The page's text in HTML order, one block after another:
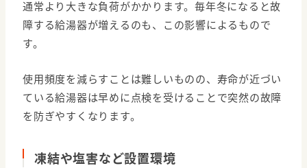
通常より大きな負荷がかかります。毎年冬になると故
障する給湯器が増えるのも、この影響によるもので
す。
使用頻度を減らすことは難しいものの、寿命が近づい
ている給湯器は早めに点検を受けることで突然の故障
を防ぎやすくなります。
凍結や塩害など設置環境